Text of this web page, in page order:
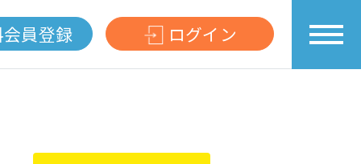
員登録 ログイン